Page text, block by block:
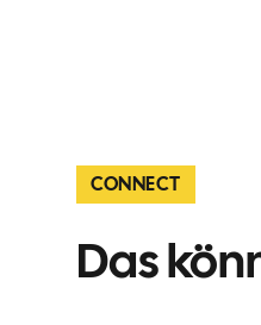
CONNECT
Das